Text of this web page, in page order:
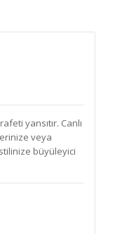
yansıtır. Canlı
veya
büyüleyici